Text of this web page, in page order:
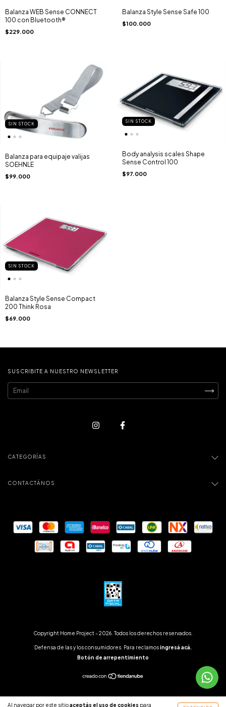
Al navegar por este sitioaceptás el uso de cookies para
Balanza WEB Sense CONNECT
100 con Bluetooth®
$229.000
Balanza Style Sense Safe 100
$100.000
SIN STOCK
Balanza para equipaje valijas
SOEHNLE
$99.000
SIN STOCK
Body analysis scales Shape
Sense Control 100
$97.000
SIN STOCK
Balanza Style Sense Compact
200 Think Rosa
$69.000
SUSCRIBITE A NUESTRO NEWSLETTER
CATEGORÍAS
CONTACTÁNOS
Copyright Home Project - 2026. Todos los derechos reservados.
Defensa de las y los consumidores. Para reclamosingresá acá.
Botón de arrepentimiento